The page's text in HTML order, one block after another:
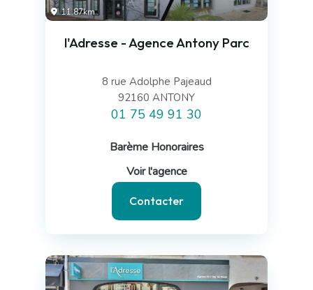
11.87km
l'Adresse - Agence Antony Parc
8 rue Adolphe Pajeaud
92160 ANTONY
01 75 49 91 30
Barème Honoraires
Voir l'agence
Contacter